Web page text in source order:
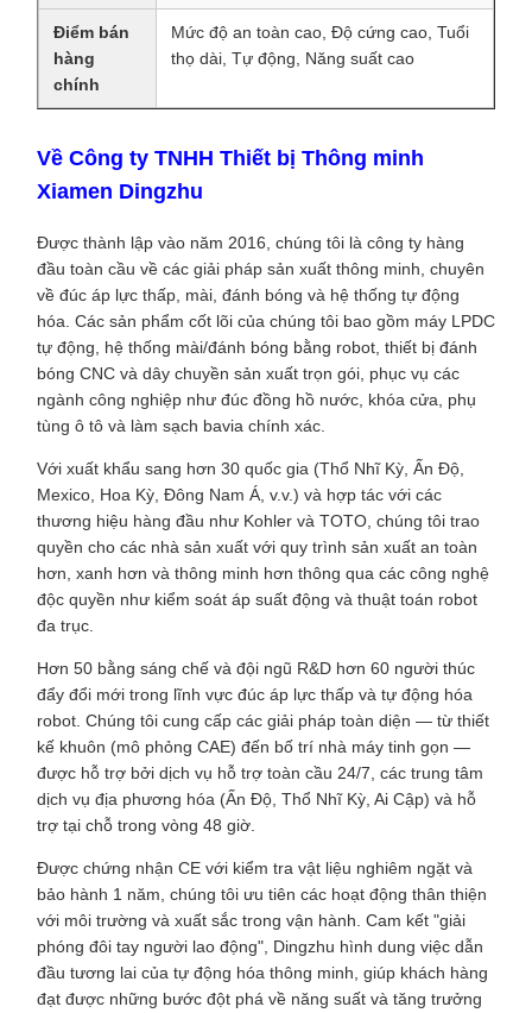
Điểm bán
hàng
chính
Mức độ an toàn cao, Độ cứng cao, Tuổi
thọ dài, Tự động, Năng suất cao
Về Công ty TNHH Thiết bị Thông minh
Xiamen Dingzhu
Được thành lập vào năm 2016, chúng tôi là công ty hàng
đầu toàn cầu về các giải pháp sản xuất thông minh, chuyên
về đúc áp lực thấp, mài, đánh bóng và hệ thống tự động
hóa. Các sản phẩm cốt lõi của chúng tôi bao gồm máy LPDC
tự động, hệ thống mài/đánh bóng bằng robot, thiết bị đánh
bóng CNC và dây chuyền sản xuất trọn gói, phục vụ các
ngành công nghiệp như đúc đồng hồ nước, khóa cửa, phụ
tùng ô tô và làm sạch bavia chính xác.
Với xuất khẩu sang hơn 30 quốc gia (Thổ Nhĩ Kỳ, Ấn Độ,
Mexico, Hoa Kỳ, Đông Nam Á, v.v.) và hợp tác với các
thương hiệu hàng đầu như Kohler và TOTO, chúng tôi trao
quyền cho các nhà sản xuất với quy trình sản xuất an toàn
hơn, xanh hơn và thông minh hơn thông qua các công nghệ
độc quyền như kiểm soát áp suất động và thuật toán robot
đa trục.
Hơn 50 bằng sáng chế và đội ngũ R&D hơn 60 người thúc
đẩy đổi mới trong lĩnh vực đúc áp lực thấp và tự động hóa
robot. Chúng tôi cung cấp các giải pháp toàn diện — từ thiết
kế khuôn (mô phỏng CAE) đến bố trí nhà máy tinh gọn —
được hỗ trợ bởi dịch vụ hỗ trợ toàn cầu 24/7, các trung tâm
dịch vụ địa phương hóa (Ấn Độ, Thổ Nhĩ Kỳ, Ai Cập) và hỗ
trợ tại chỗ trong vòng 48 giờ.
Được chứng nhận CE với kiểm tra vật liệu nghiêm ngặt và
bảo hành 1 năm, chúng tôi ưu tiên các hoạt động thân thiện
với môi trường và xuất sắc trong vận hành. Cam kết "giải
phóng đôi tay người lao động", Dingzhu hình dung việc dẫn
đầu tương lai của tự động hóa thông minh, giúp khách hàng
đạt được những bước đột phá về năng suất và tăng trưởng